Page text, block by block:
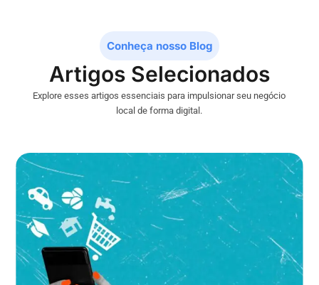
Conheça nosso Blog
Artigos Selecionados
Explore esses artigos essenciais para impulsionar seu negócio
local de forma digital.